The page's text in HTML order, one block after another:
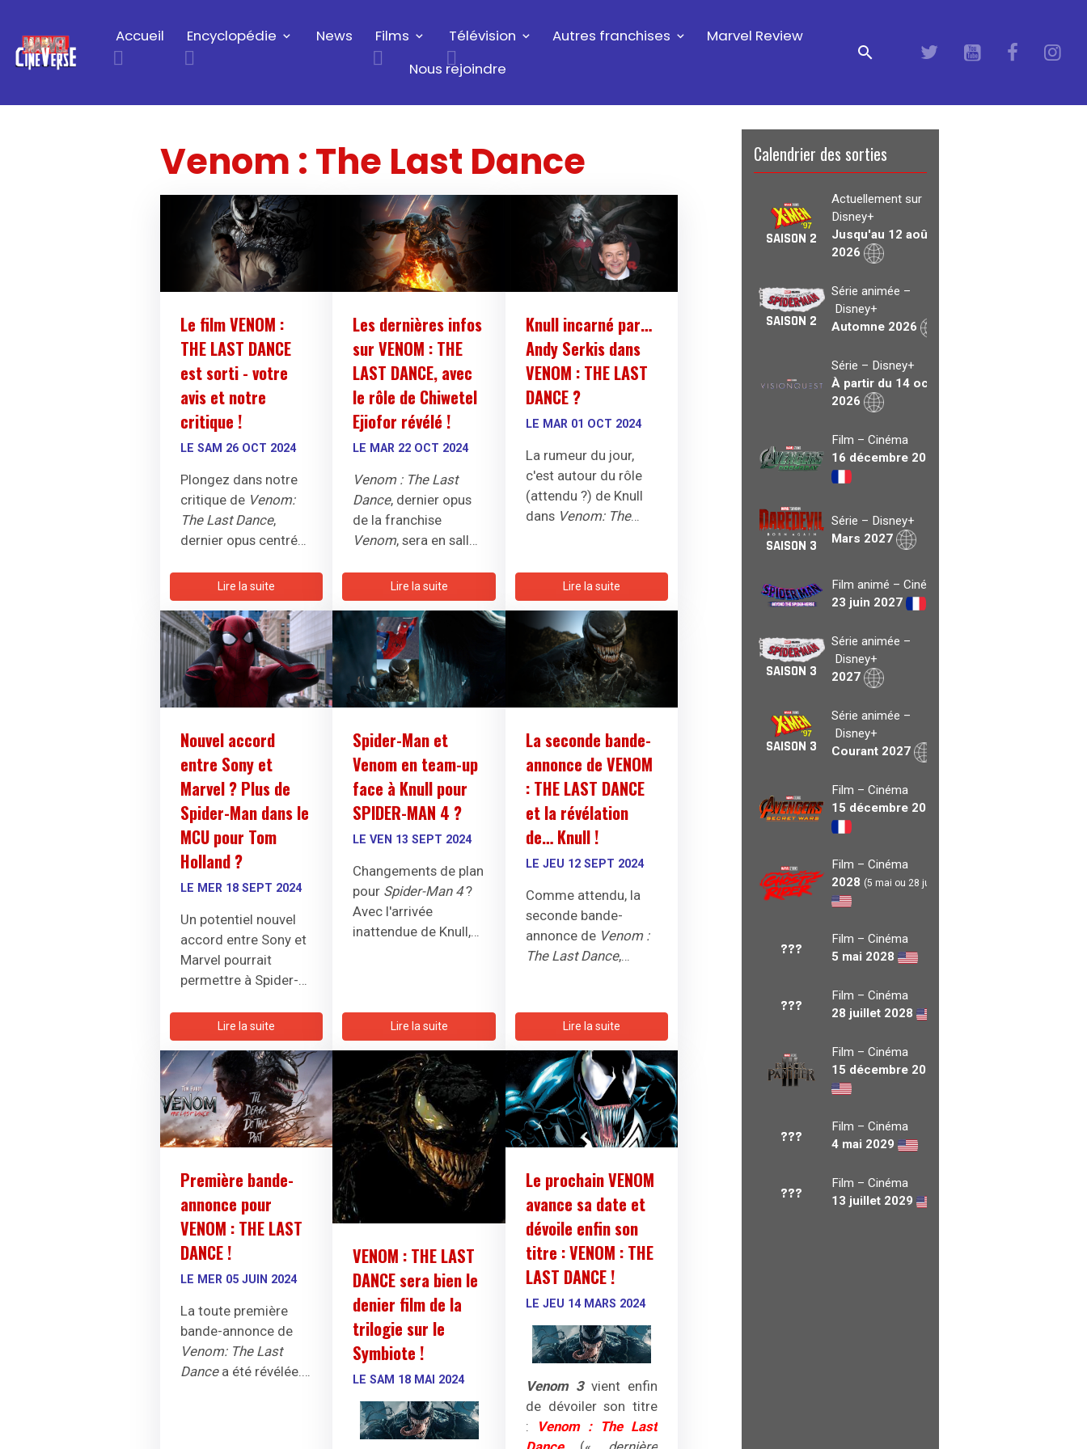
Accueil Encyclopédie News Films Télévision Autres franchises
Marvel Review
Nous rejoindre
Venom : The Last Dance
Le film VENOM :
THE LAST DANCE
est sorti - votre
avis et notre
critique !
LE SAM 26 OCT 2024
Plongez dans notre
critique de Venom:
The Last Dance,
dernier opus centré
dieu des symbiotes :
c'est toujours très
mauvais.
Lire la suite
Les dernières infos
sur VENOM : THE
LAST DANCE, avec
le rôle de Chiwetel
Ejiofor révélé !
LE MAR 22 OCT 2024
Venom : The Last
Dance, dernier opus
de la franchise
Venom, sera en salles
Découvrez les
derniers détails, sur
Knull et l'arc
Black, au centre de
cette nouvelle
intrigue
Lire la suite
Knull incarné par…
Andy Serkis dans
VENOM : THE LAST
DANCE ?
LE MAR 01 OCT 2024
La rumeur du jour,
c'est autour du rôle
(attendu ?) de Knull
dans Venom: The
par Andy Serkis.
Lire la suite
Nouvel accord
entre Sony et
Marvel ? Plus de
Spider-Man dans le
MCU pour Tom
Holland ?
LE MER 18 SEPT 2024
Un potentiel nouvel
accord entre Sony et
Marvel pourrait
permettre à Spider-
d'apparaître plus
souvent dans le MCU,
redéfinissant ainsi
son rôle dans
l'univers
cinématographique.
Lire la suite
Spider-Man et
Venom en team-up
face à Knull pour
SPIDER-MAN 4 ?
LE VEN 13 SEPT 2024
Changements de plan
pour Spider-Man 4?
Avec l'arrivée
inattendue de Knull,
menace d'ampleur ?
Lire la suite
La seconde bande-
annonce de VENOM
: THE LAST DANCE
et la révélation
de… Knull !
LE JEU 12 SEPT 2024
Comme attendu, la
seconde bande-
annonce de Venom :
The Last Dance,
Brock, a été révélée ...
Tout comme la
présence de Knull !
Lire la suite
Première bande-
annonce pour
VENOM : THE LAST
DANCE !
LE MER 05 JUIN 2024
La toute première
bande-annonce de
Venom: The Last
Dancea été révélée...
VENOM : THE LAST
DANCE sera bien le
denier film de la
trilogie sur le
Symbiote !
LE SAM 18 MAI 2024
Le prochain VENOM
avance sa date et
dévoile enfin son
titre : VENOM : THE
LAST DANCE !
LE JEU 14 MARS 2024
Venom 3vient enfin
de dévoiler son titre
:
Venom : The Last
Calendrier des sorties
SAISON 2
Actuellement sur
Disney+
Jusqu'au 12 août
2026
SAISON 2
Série animée –
Disney+
Automne 2026
Série – Disney+
À partir du 14 oct.
2026
Film – Cinéma
16 décembre 2026
SAISON 3
Série – Disney+
Mars 2027
Film animé – Cinéma
23 juin 2027
SAISON 3
Série animée –
Disney+
2027
SAISON 3
Série animée –
Disney+
Courant 2027
Film – Cinéma
15 décembre 2027
Film – Cinéma
2028 (5 mai ou 28 juil.)
???
Film – Cinéma
5 mai 2028
???
Film – Cinéma
28 juillet 2028
Film – Cinéma
15 décembre 2028
???
Film – Cinéma
4 mai 2029
???
Film – Cinéma
13 juillet 2029